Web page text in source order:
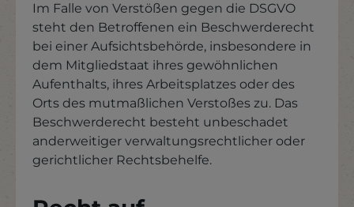
Im Falle von Verstößen gegen die DSGVO
steht den Betroffenen ein Beschwerderecht
bei einer Aufsichtsbehörde, insbesondere in
dem Mitgliedstaat ihres gewöhnlichen
Aufenthalts, ihres Arbeitsplatzes oder des
Orts des mutmaßlichen Verstoßes zu. Das
Beschwerderecht besteht unbeschadet
anderweitiger verwaltungsrechtlicher oder
gerichtlicher Rechtsbehelfe.